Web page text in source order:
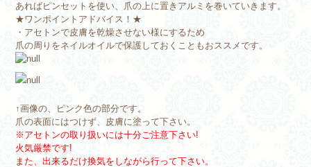
あればピンセットを使い、爪の上に置きアルミを巻いていきます。
★ワンポイントアドバイス！★
・アセトンで皮膚を乾燥させない様にするため
爪の周りをネイルオイルで保護しておくこともおススメです。
↑画像の、ピンク色の部分です。
爪の表面にはつけず、皮膚に塗って下さい。
※アセトンの取り扱いには十分ご注意下さい!
火気厳禁です!
また、出来るだけ換気をしながら行って下さい。